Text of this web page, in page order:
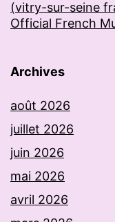
(vitry-sur-seine
Official French
Archives
août 2026
juillet 2026
juin 2026
mai 2026
avril 2026